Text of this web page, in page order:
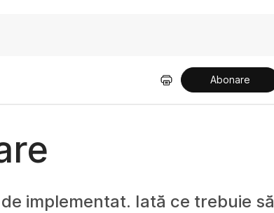
Abonare
implementat. Iată ce trebuie să